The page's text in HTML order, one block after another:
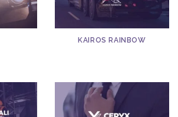
KAIROS RAINBOW